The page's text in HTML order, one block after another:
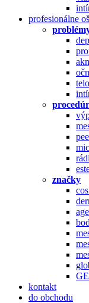
profesionálne
telo
značky
kontakt
do obchodu